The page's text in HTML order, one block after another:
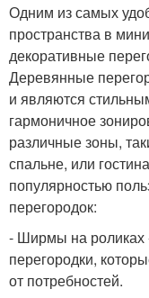
Одним из самых
пространства в
декоративные
Деревянные
и являются
гармоничное
различные зоны,
спальне, или
популярностью
перегородок:
- Ширмы на роликах
перегородки,
от потребностей.